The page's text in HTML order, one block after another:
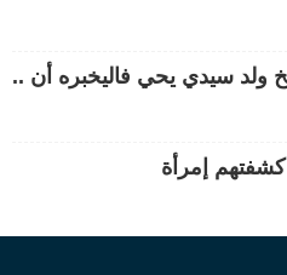
ولد سيدي يحي فاليخبره أن ..